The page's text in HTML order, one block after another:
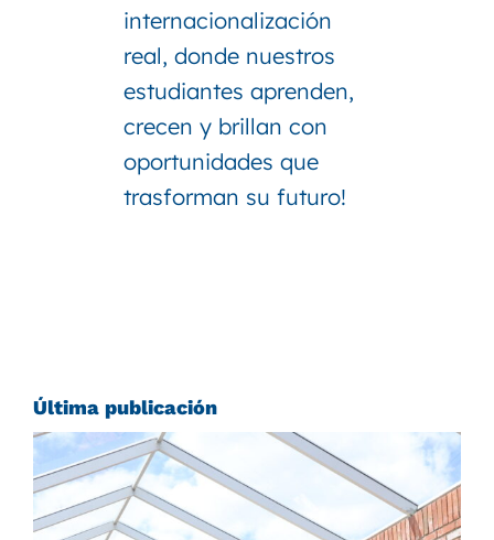
internacionalización
real, donde nuestros
estudiantes aprenden,
crecen y brillan con
oportunidades que
trasforman su futuro!
Última publicación